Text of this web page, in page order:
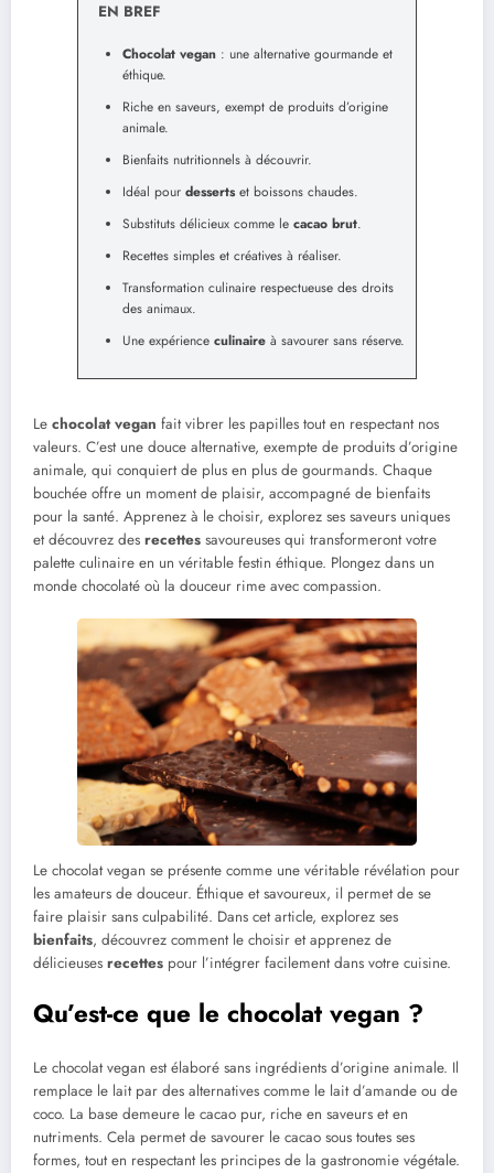
EN BREF
Chocolat vegan : une alternative gourmande et
éthique.
Riche en saveurs, exempt de produits d’origine
animale.
Bienfaits nutritionnels à découvrir.
Idéal pour dessertset boissons chaudes.
Substituts délicieux comme le cacao brut.
Recettes simples et créatives à réaliser.
Transformation culinaire respectueuse des droits
des animaux.
Une expérience culinaire à savourer sans réserve.
Le chocolat vegan fait vibrer les papilles tout en respectant nos
valeurs. C’est une douce alternative, exempte de produits d’origine
animale, qui conquiert de plus en plus de gourmands. Chaque
bouchée offre un moment de plaisir, accompagné de bienfaits
pour la santé. Apprenez à le choisir, explorez ses saveurs uniques
et découvrez des recettes savoureuses qui transformeront votre
palette culinaire en un véritable festin éthique. Plongez dans un
monde chocolaté où la douceur rime avec compassion.
Le chocolat vegan se présente comme une véritable révélation pour
les amateurs de douceur. Éthique et savoureux, il permet de se
faire plaisir sans culpabilité. Dans cet article, explorez ses
bienfaits, découvrez comment le choisir et apprenez de
délicieuses recettes pour l’intégrer facilement dans votre cuisine.
Qu’est-ce que le chocolat vegan ?
Le chocolat vegan est élaboré sans ingrédients d’origine animale. Il
remplace le lait par des alternatives comme le lait d’amande ou de
coco. La base demeure le cacao pur, riche en saveurs et en
nutriments. Cela permet de savourer le cacao sous toutes ses
formes, tout en respectant les principes de la gastronomie végétale.